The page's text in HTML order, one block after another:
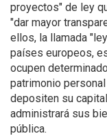
proyectos" de ley
"dar mayor
ellos, la llamada
países europeos,
ocupen
patrimonio
depositen su
administrará sus
pública.